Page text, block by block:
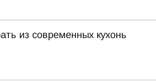
из современных кухонь